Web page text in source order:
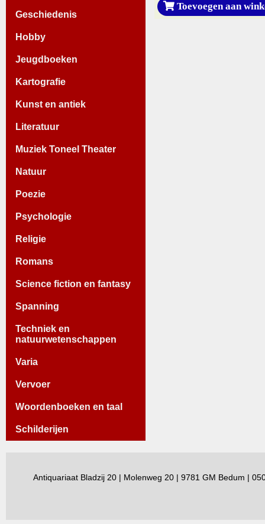
Geschiedenis
Hobby
Jeugdboeken
Kartografie
Kunst en antiek
Literatuur
Muziek Toneel Theater
Natuur
Poezie
Psychologie
Religie
Romans
Science fiction en fantasy
Spanning
Techniek en
natuurwetenschappen
Varia
Vervoer
Woordenboeken en taal
Schilderijen
Toevoegen aan
Antiquariaat Bladzij 20 | Molenweg 20 | 9781 GM Bedum |